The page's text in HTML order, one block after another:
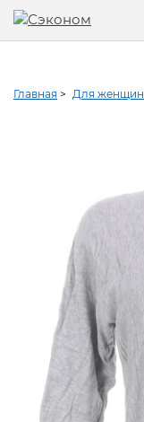
Главная > Для женщин